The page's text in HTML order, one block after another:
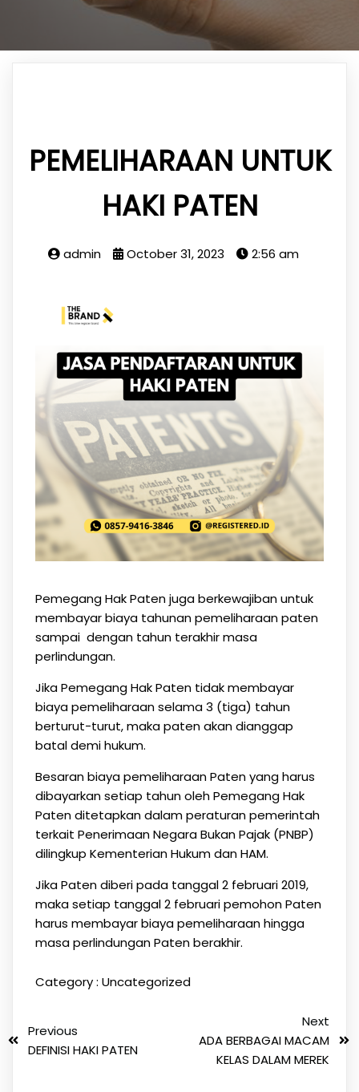
PEMELIHARAAN UNTUK
HAKI PATEN
admin October 31, 2023 2:56 am
Pemegang Hak Paten juga berkewajiban untuk
membayar biaya tahunan pemeliharaan paten
sampai dengan tahun terakhir masa
perlindungan.
Jika Pemegang Hak Paten tidak membayar
biaya pemeliharaan selama 3 (tiga) tahun
berturut-turut, maka paten akan dianggap
batal demi hukum.
Besaran biaya pemeliharaan Paten yang harus
dibayarkan setiap tahun oleh Pemegang Hak
Paten ditetapkan dalam peraturan pemerintah
terkait Penerimaan Negara Bukan Pajak (PNBP)
dilingkup Kementerian Hukum dan HAM.
Jika Paten diberi pada tanggal 2 februari 2019,
maka setiap tanggal 2 februari pemohon Paten
harus membayar biaya pemeliharaan hingga
masa perlindungan Paten berakhir.
Category : Uncategorized
Previous
DEFINISI HAKI PATEN
Next
ADA BERBAGAI MACAM
KELAS DALAM MEREK